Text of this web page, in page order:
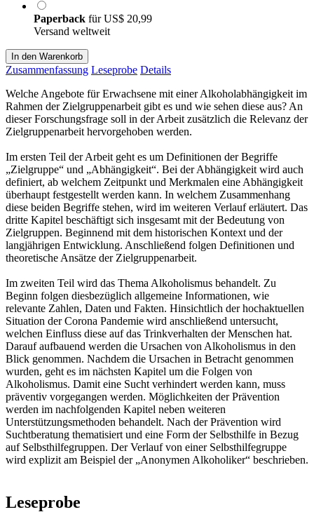
Paperback fürUS$ 20,99
Versand weltweit
In den Warenkorb
Zusammenfassung Leseprobe Details
Welche Angebote für Erwachsene mit einer Alkoholabhängigkeit im
Rahmen der Zielgruppenarbeit gibt es und wie sehen diese aus? An
dieser Forschungsfrage soll in der Arbeit zusätzlich die Relevanz der
Zielgruppenarbeit hervorgehoben werden.
Im ersten Teil der Arbeit geht es um Definitionen der Begriffe
„Zielgruppe“ und „Abhängigkeit“. Bei der Abhängigkeit wird auch
definiert, ab welchem Zeitpunkt und Merkmalen eine Abhängigkeit
überhaupt festgestellt werden kann. In welchem Zusammenhang
diese beiden Begriffe stehen, wird im weiteren Verlauf erläutert. Das
dritte Kapitel beschäftigt sich insgesamt mit der Bedeutung von
Zielgruppen. Beginnend mit dem historischen Kontext und der
langjährigen Entwicklung. Anschließend folgen Definitionen und
theoretische Ansätze der Zielgruppenarbeit.
Im zweiten Teil wird das Thema Alkoholismus behandelt. Zu
Beginn folgen diesbezüglich allgemeine Informationen, wie
relevante Zahlen, Daten und Fakten. Hinsichtlich der hochaktuellen
Situation der Corona Pandemie wird anschließend untersucht,
welchen Einfluss diese auf das Trinkverhalten der Menschen hat.
Darauf aufbauend werden die Ursachen von Alkoholismus in den
Blick genommen. Nachdem die Ursachen in Betracht genommen
wurden, geht es im nächsten Kapitel um die Folgen von
Alkoholismus. Damit eine Sucht verhindert werden kann, muss
präventiv vorgegangen werden. Möglichkeiten der Prävention
werden im nachfolgenden Kapitel neben weiteren
Unterstützungsmethoden behandelt. Nach der Prävention wird
Suchtberatung thematisiert und eine Form der Selbsthilfe in Bezug
auf Selbsthilfegruppen. Der Verlauf von einer Selbsthilfegruppe
wird explizit am Beispiel der „Anonymen Alkoholiker“ beschrieben.
Leseprobe